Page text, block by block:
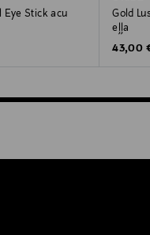
Eye Stick acu
Gold
eļļa
Original
43,00